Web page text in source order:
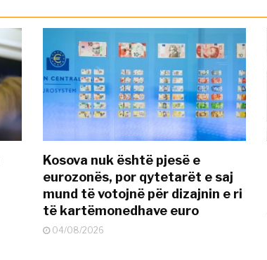
Kosova nuk është pjesë e
eurozonës, por qytetarët e saj
mund të votojnë për dizajnin e ri
të kartëmonedhave euro
04/08/2026